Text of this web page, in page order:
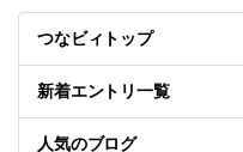
つなビィトップ
新着エントリ一覧
人気のブログ